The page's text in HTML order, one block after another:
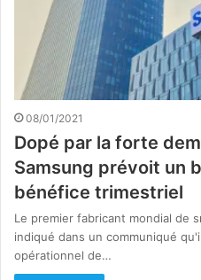
08/01/2021
Dopé par la forte
Samsung prévoit un
bénéfice trimestriel
Le premier fabricant mondial de
indiqué dans un communiqué
opérationnel de…